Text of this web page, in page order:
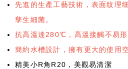
先進的生產工藝技術，表面纹理
孳生細菌。
抗高溫達280℃，高溫接觸不易
簡約水槽設計，擁有更大的使用
精美小R角R20，美觀易清潔